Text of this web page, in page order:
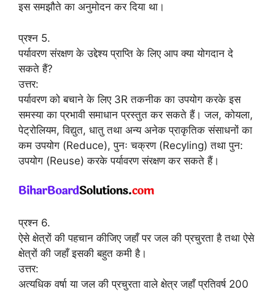
इस समझौते का अनुमोदन कर दिया था।
प्रश्न 5.
पर्यावरण संरक्षण के उद्देश्य प्राप्ति के लिए आप क्या योगदान दे
सकते हैं?
उत्तर:
पर्यावरण को बचाने के लिए 3R तकनीक का उपयोग करके इस
समस्या का प्रभावी समाधान प्रस्तुत कर सकते हैं। जल, कोयला,
पेट्रोलियम, विद्युत, धातु तथा अन्य अनेक प्राकृतिक संसाधनों का
कम उपयोग (Reduce), पुनः चक्रण (Recyling) तथा पुन:
उपयोग (Reuse) करके पर्यावरण संरक्षण कर सकते हैं।
प्रश्न 6.
ऐसे क्षेत्रों की पहचान कीजिए जहाँ पर जल की प्रचुरता है तथा ऐसे
क्षेत्रों की जहाँ इसकी बहुत कमी है।
उत्तर:
अत्यधिक वर्षा या जल की प्रचुरता वाले क्षेत्र जहाँ प्रतिवर्ष 200